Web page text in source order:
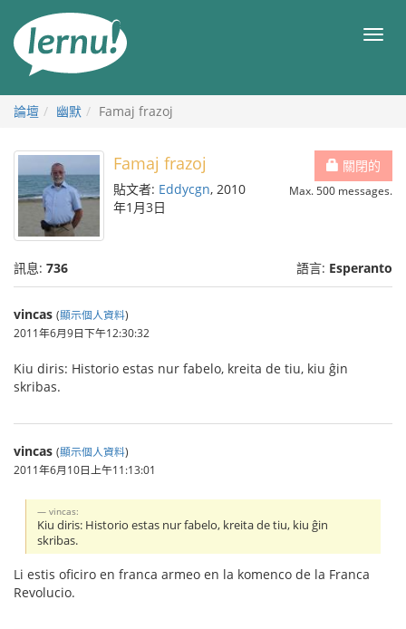
目
論壇 幽默 Famaj frazoj
關閉的
Max. 500 messages.
Famaj frazoj
貼文者: Eddycgn, 2010
年1月3日
訊息: 736 語言: Esperanto
vincas (顯示個人資料)
2011年6月9日下午12:30:32
Kiu diris: Historio estas nur fabelo, kreita de tiu, kiu ĝin
skribas.
vincas (顯示個人資料)
2011年6月10日上午11:13:01
vincas:
Kiu diris: Historio estas nur fabelo, kreita de tiu, kiu ĝin
skribas.
Li estis oficiro en franca armeo en la komenco de la Franca
Revolucio.